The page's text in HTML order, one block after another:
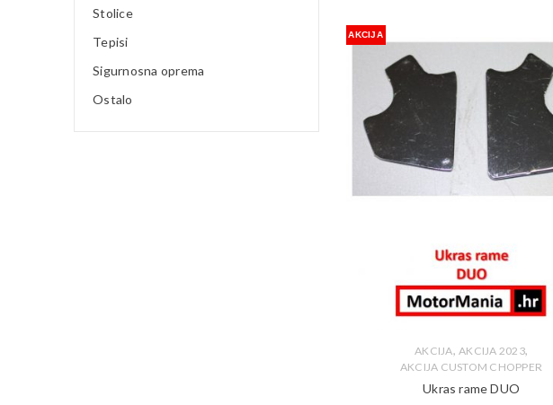
Stolice
Tepisi
Sigurnosna oprema
Ostalo
AKCIJA
AKCIJA,AKCIJA 2023,
AKCIJA CUSTOM CHOPPER
Ukras rame DUO